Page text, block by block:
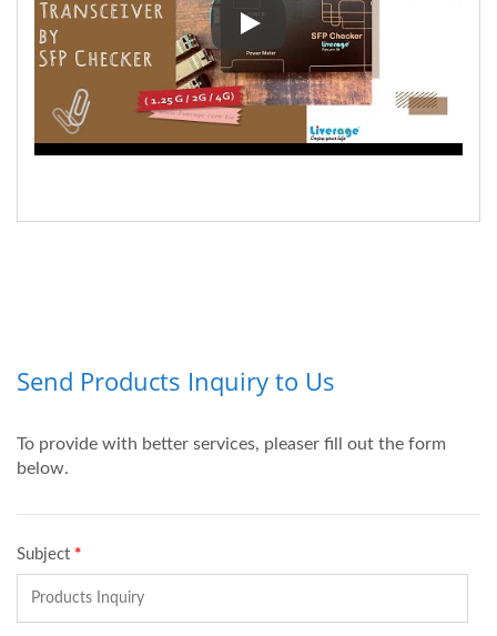
SFP Kontrol Cihazı ile (1.